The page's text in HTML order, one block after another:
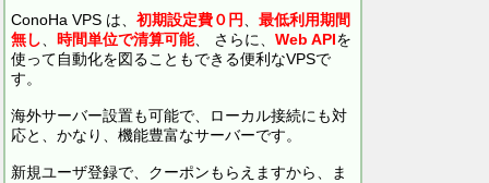
ConoHa VPS は、 初期設定費０円、 最低利用期間
無し、 時間単位で清算可能、 さらに、 Web APIを
使って自動化を図ることもできる便利なVPSで
す。
海外サーバー設置も可能で、ローカル接続にも対
応と、かなり、機能豊富なサーバーです。
新規ユーザ登録で、クーポンもらえますから、ま